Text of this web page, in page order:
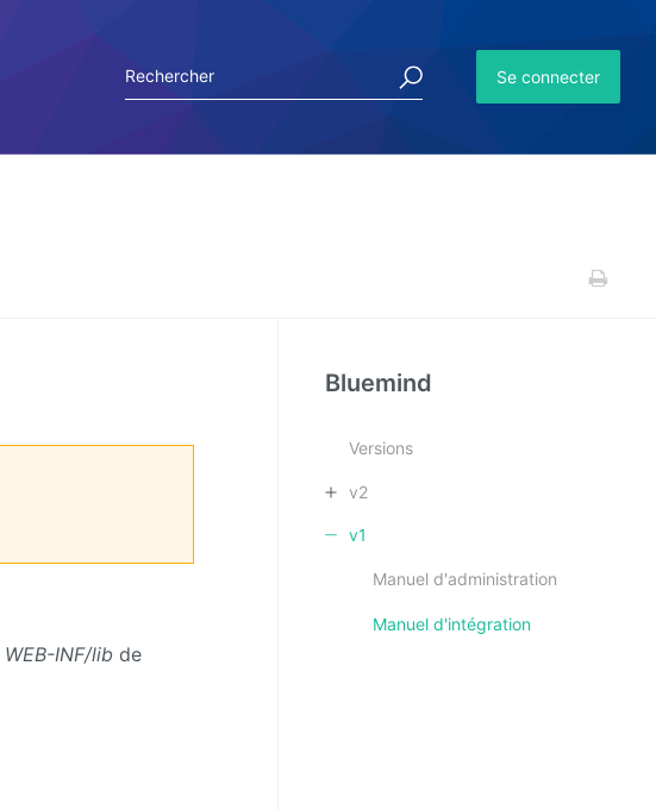
Se connecter
WEB-INF/lib de
Bluemind
Versions
v2
v1
Manuel d'administration
Manuel d'intégration